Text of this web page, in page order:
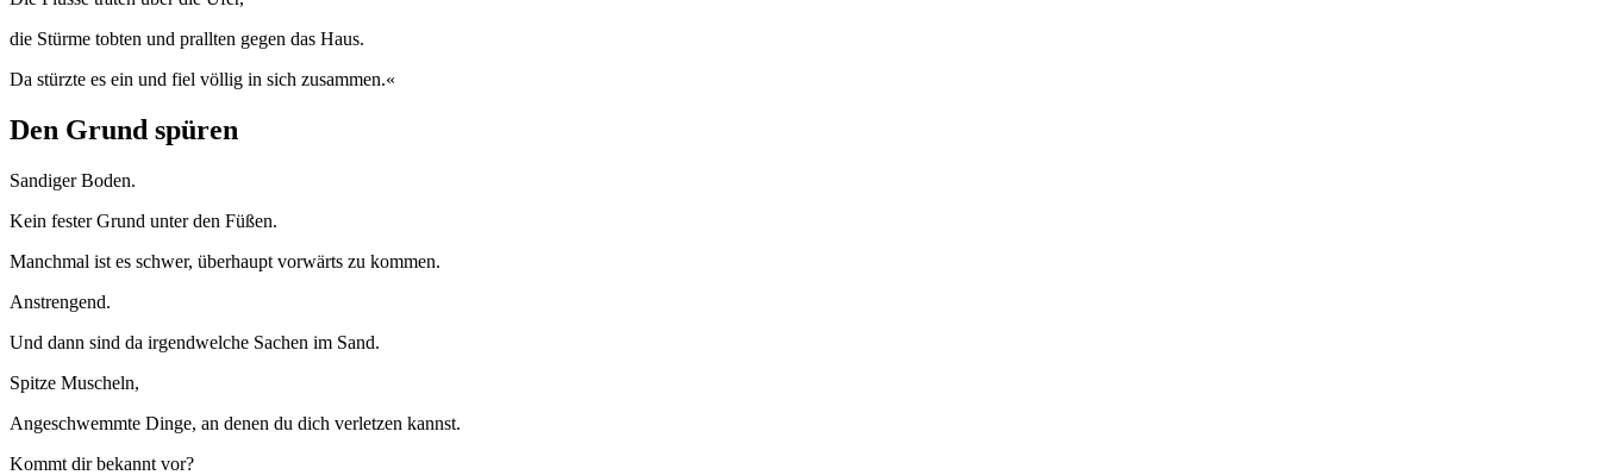
die Stürme tobten und prallten gegen das Haus.
Da stürzte es ein und fiel völlig in sich zusammen.«
Den Grund spüren
Sandiger Boden.
Kein fester Grund unter den Füßen.
Manchmal ist es schwer, überhaupt vorwärts zu kommen.
Anstrengend.
Und dann sind da irgendwelche Sachen im Sand.
Spitze Muscheln,
Angeschwemmte Dinge, an denen du dich verletzen kannst.
Kommt dir bekannt vor?